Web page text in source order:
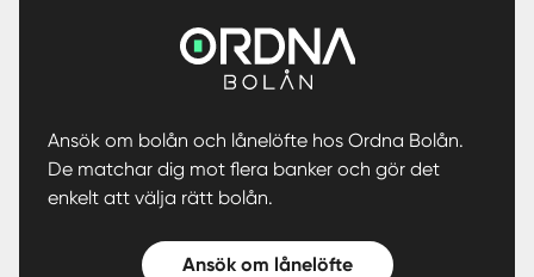
Ansök om bolån och lånelöfte hos Ordna Bolån.
De matchar dig mot flera banker och gör det
enkelt att välja rätt bolån.
Ansök om lånelöfte